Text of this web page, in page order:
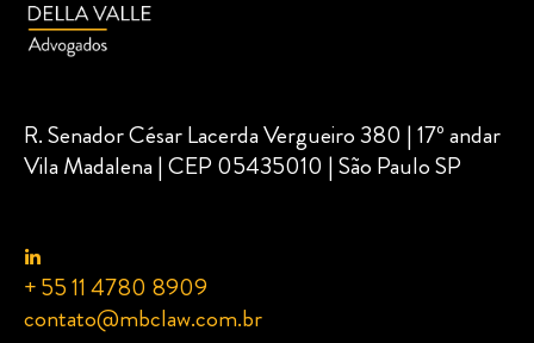
R. Senador César Lacerda Vergueiro 380 | 17º andar
Vila Madalena | CEP 05435010 | São Paulo SP
+ 55 11 4780 8909
contato@mbclaw.com.br